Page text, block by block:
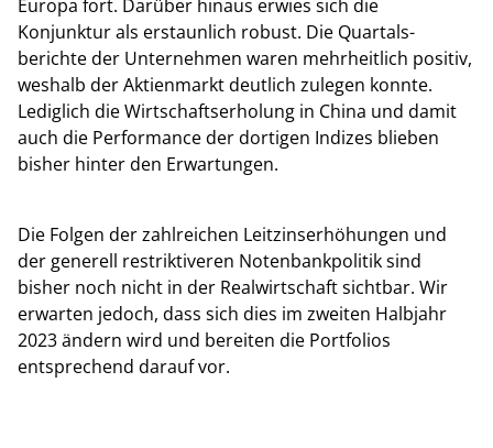
Europa fort. Darüber hinaus erwies sich die
Konjunktur als erstaunlich robust. Die Quartals-
berichte der Unternehmen waren mehrheitlich positiv,
weshalb der Aktienmarkt deutlich zulegen konnte.
Lediglich die Wirtschaftserholung in China und damit
auch die Performance der dortigen Indizes blieben
bisher hinter den Erwartungen.
Die Folgen der zahlreichen Leitzinserhöhungen und
der generell restriktiveren Notenbankpolitik sind
bisher noch nicht in der Realwirtschaft sichtbar. Wir
erwarten jedoch, dass sich dies im zweiten Halbjahr
2023 ändern wird und bereiten die Portfolios
entsprechend darauf vor.